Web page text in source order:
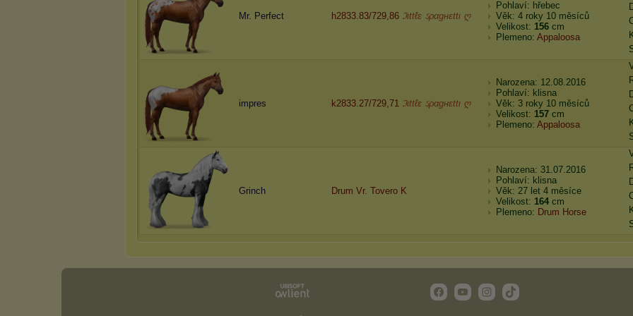
Mr. Perfect h2833.83/729,86 ℑιttℓε ઽραgнεttι ღ
Pohlaví: hřebec
Věk: 4 roky 10 měsíců
Velikost: 156 cm
Plemeno: Appaloosa
impres k2833.27/729,71 ℑιttℓε ઽραgнεttι ღ
Narozena: 12.08.2016
Pohlaví: klisna
Věk: 3 roky 10 měsíců
Velikost: 157 cm
Plemeno: Appaloosa
Grinch Drum Vr. Tovero K
Narozena: 31.07.2016
Pohlaví: klisna
Věk: 27 let 4 měsíce
Velikost: 164 cm
Plemeno: Drum Horse